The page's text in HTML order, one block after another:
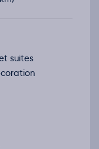
le Sam. 05 déc. 26
suites